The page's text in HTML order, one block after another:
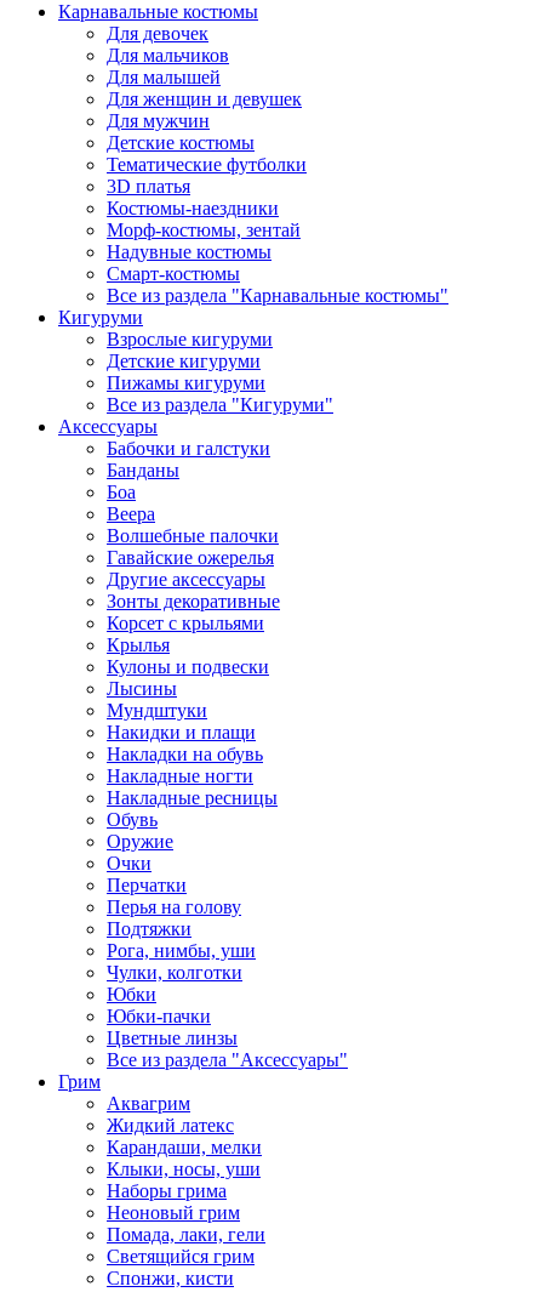
Карнавальные костюмы
Для девочек
Для мальчиков
Для малышей
Для женщин и девушек
Для мужчин
Детские костюмы
Тематические футболки
3D платья
Костюмы-наездники
Морф-костюмы, зентай
Надувные костюмы
Смарт-костюмы
Все из раздела "Карнавальные костюмы"
Кигуруми
Взрослые кигуруми
Детские кигуруми
Пижамы кигуруми
Все из раздела "Кигуруми"
Аксессуары
Бабочки и галстуки
Банданы
Боа
Веера
Волшебные палочки
Гавайские ожерелья
Другие аксессуары
Зонты декоративные
Корсет с крыльями
Крылья
Кулоны и подвески
Лысины
Мундштуки
Накидки и плащи
Накладки на обувь
Накладные ногти
Накладные ресницы
Обувь
Оружие
Очки
Перчатки
Перья на голову
Подтяжки
Рога, нимбы, уши
Чулки, колготки
Юбки
Юбки-пачки
Цветные линзы
Все из раздела "Аксессуары"
Грим
Аквагрим
Жидкий латекс
Карандаши, мелки
Клыки, носы, уши
Наборы грима
Неоновый грим
Помада, лаки, гели
Светящийся грим
Спонжи, кисти